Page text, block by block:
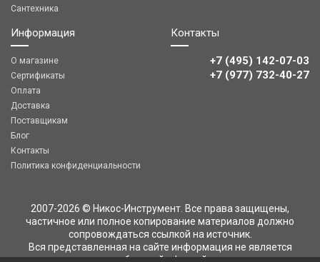
Сантехника
Информация
О магазине
Сертификаты
Оплата
Доставка
Поставщикам
Блог
Контакты
Политика конфиденциальности
Контакты
+7 (495) 142-07-03
‎‎+7 (977) 732-40-27
2007-2026 © Никос-Инструмент. Все права защищены,
частичное или полное копирование материалов должно
сопровождаться ссылкой на источник.
Вся представленная на сайте информация не является